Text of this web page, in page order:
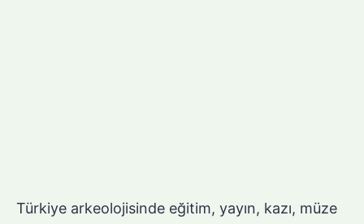
Türkiye arkeolojisinde eğitim, yayın, kazı, müze